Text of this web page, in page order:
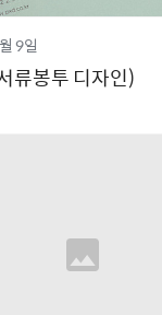
류봉투 디자인)
9일